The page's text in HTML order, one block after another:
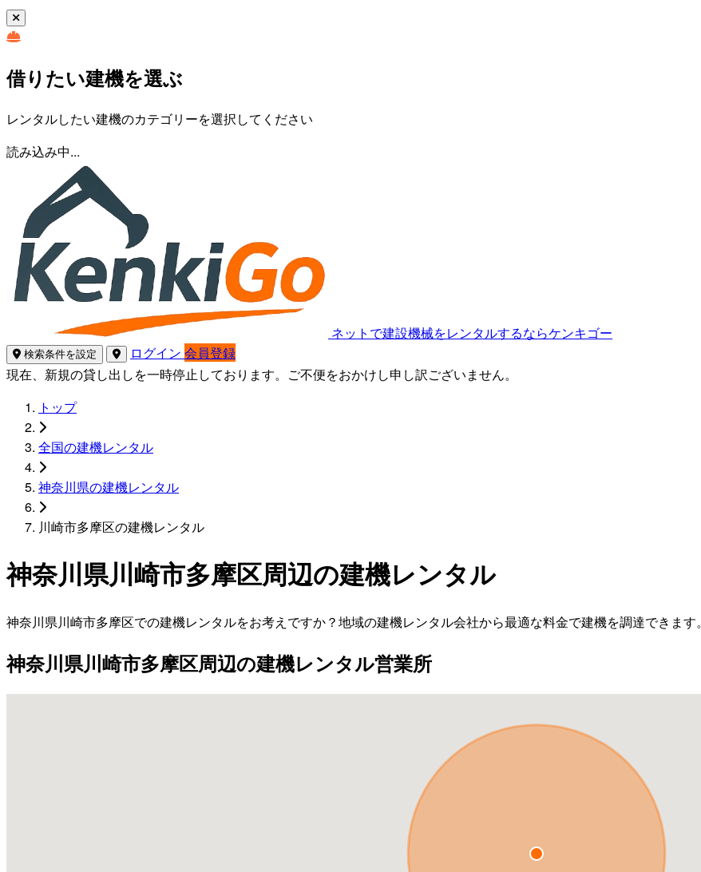
借りたい建機を選ぶ
レンタルしたい建機のカテゴリーを選択してください
読み込み中...
ネットで建設機械をレンタルするならケンキゴー
検索条件を設定 ログイン 会員登録
現在、新規の貸し出しを一時停止しております。ご不便をおかけし申し訳ございません。
トップ
全国の建機レンタル
神奈川県の建機レンタル
川崎市多摩区の建機レンタル
神奈川県川崎市多摩区周辺の建機レンタル
神奈川県川崎市多摩区での建機レンタルをお考えですか？地域の建機レンタル会社から最適な料金で建機を調達できます。
神奈川県川崎市多摩区周辺の建機レンタル営業所